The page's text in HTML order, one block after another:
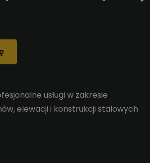
usługi w zakresie
elewacji i konstrukcji stalowych